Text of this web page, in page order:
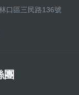
口區三民路136號
團